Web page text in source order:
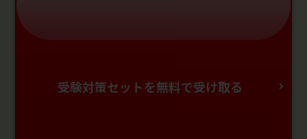
受験対策セットを無料で受け取る